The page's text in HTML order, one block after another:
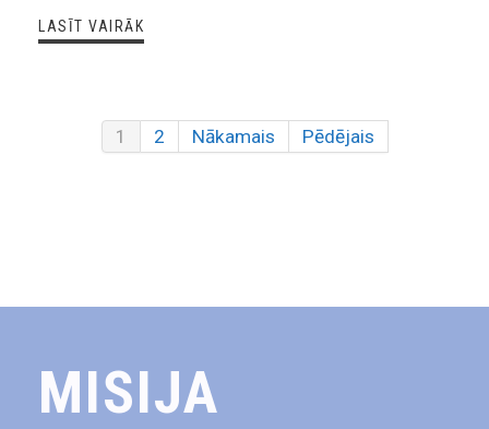
LASĪT VAIRĀK
1 2 Nākamais Pēdējais
MISIJA